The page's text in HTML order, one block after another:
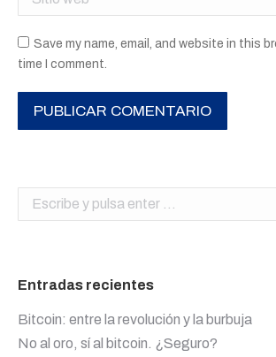
Save my name, email, and website in this
time I comment.
PUBLICAR COMENTARIO
Buscar:
Entradas recientes
Bitcoin: entre la revolución y la burbuja
No al oro, sí al bitcoin. ¿Seguro?